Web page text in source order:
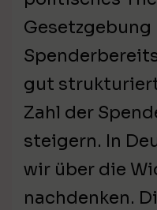
gut
Zahl der
steigern. In
wir über die
nachdenken.